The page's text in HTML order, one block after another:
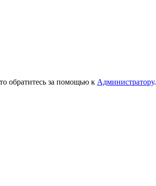
обратитесь за помощью к Администратору.